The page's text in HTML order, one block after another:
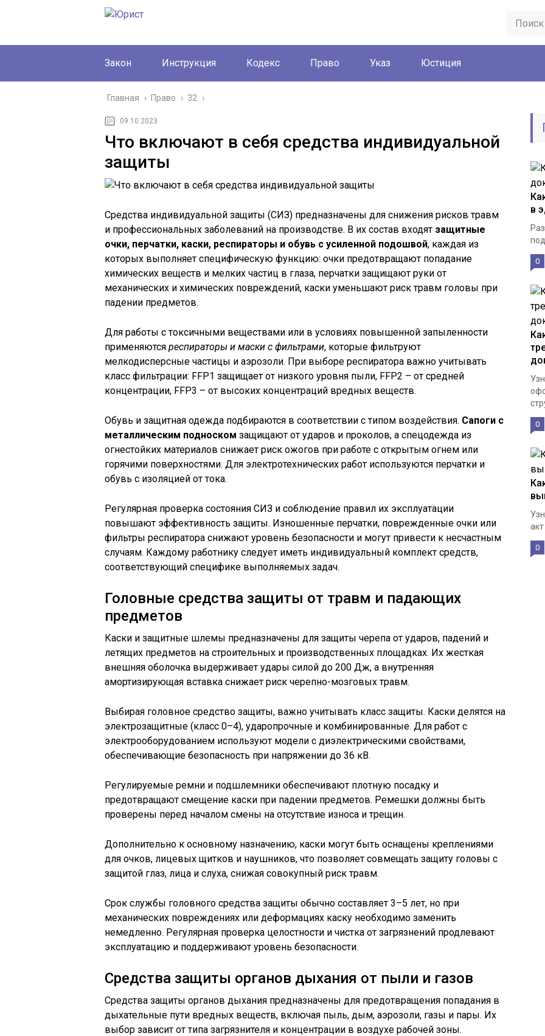
Закон Инструкция Кодекс Право Указ Юстиция
Главная › Право › 32 ›
09.10.2023
Что включают в себя средства индивидуальной
защиты
Средства индивидуальной защиты (СИЗ) предназначены для снижения рисков травм
и профессиональных заболеваний на производстве. В их состав входят защитные
очки, перчатки, каски, респираторы и обувь с усиленной подошвой, каждая из
которых выполняет специфическую функцию: очки предотвращают попадание
химических веществ и мелких частиц в глаза, перчатки защищают руки от
механических и химических повреждений, каски уменьшают риск травм головы при
падении предметов.
Для работы с токсичными веществами или в условиях повышенной запыленности
применяются респираторы и маски с фильтрами, которые фильтруют
мелкодисперсные частицы и аэрозоли. При выборе респиратора важно учитывать
класс фильтрации: FFP1 защищает от низкого уровня пыли, FFP2 – от средней
концентрации, FFP3 – от высоких концентраций вредных веществ.
Обувь и защитная одежда подбираются в соответствии с типом воздействия. Сапоги с
металлическим подноском защищают от ударов и проколов, а спецодежда из
огнестойких материалов снижает риск ожогов при работе с открытым огнем или
горячими поверхностями. Для электротехнических работ используются перчатки и
обувь с изоляцией от тока.
Регулярная проверка состояния СИЗ и соблюдение правил их эксплуатации
повышают эффективность защиты. Изношенные перчатки, поврежденные очки или
фильтры респиратора снижают уровень безопасности и могут привести к несчастным
случаям. Каждому работнику следует иметь индивидуальный комплект средств,
соответствующий специфике выполняемых задач.
Головные средства защиты от травм и падающих
предметов
Каски и защитные шлемы предназначены для защиты черепа от ударов, падений и
летящих предметов на строительных и производственных площадках. Их жесткая
внешняя оболочка выдерживает удары силой до 200 Дж, а внутренняя
амортизирующая вставка снижает риск черепно-мозговых травм.
Выбирая головное средство защиты, важно учитывать класс защиты. Каски делятся на
электрозащитные (класс 0–4), ударопрочные и комбинированные. Для работ с
электрооборудованием используют модели с диэлектрическими свойствами,
обеспечивающие безопасность при напряжении до 36 кВ.
Регулируемые ремни и подшлемники обеспечивают плотную посадку и
предотвращают смещение каски при падении предметов. Ремешки должны быть
проверены перед началом смены на отсутствие износа и трещин.
Дополнительно к основному назначению, каски могут быть оснащены креплениями
для очков, лицевых щитков и наушников, что позволяет совмещать защиту головы с
защитой глаз, лица и слуха, снижая совокупный риск травм.
Срок службы головного средства защиты обычно составляет 3–5 лет, но при
механических повреждениях или деформациях каску необходимо заменить
немедленно. Регулярная проверка целостности и чистка от загрязнений продлевают
эксплуатацию и поддерживают уровень безопасности.
Средства защиты органов дыхания от пыли и газов
Средства защиты органов дыхания предназначены для предотвращения попадания в
дыхательные пути вредных веществ, включая пыль, дым, аэрозоли, газы и пары. Их
выбор зависит от типа загрязнителя и концентрации в воздухе рабочей зоны.
в
0
0
0